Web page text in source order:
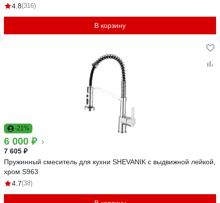
4.8(316)
В корзину
-21%
6 000 ₽
7 605 ₽
Пружинный смеситель для кухни SHEVANIK с выдвижной лейкой,
хром S963
4.7(38)